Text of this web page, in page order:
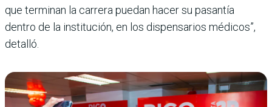
que terminan la carrera puedan hacer su pasantía
dentro de la institución, en los dispensarios médicos”,
detalló.